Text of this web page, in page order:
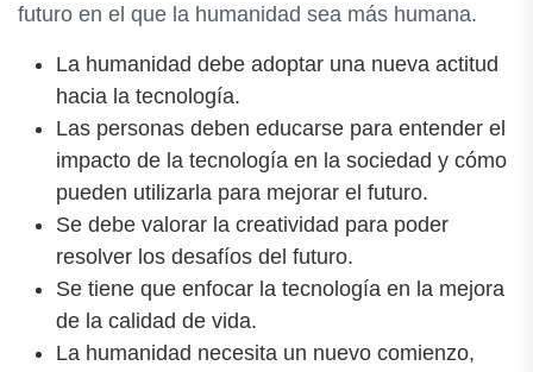
futuro en el que la humanidad sea más humana.
La humanidad debe adoptar una nueva actitud
hacia la tecnología.
Las personas deben educarse para entender el
impacto de la tecnología en la sociedad y cómo
pueden utilizarla para mejorar el futuro.
Se debe valorar la creatividad para poder
resolver los desafíos del futuro.
Se tiene que enfocar la tecnología en la mejora
de la calidad de vida.
La humanidad necesita un nuevo comienzo,